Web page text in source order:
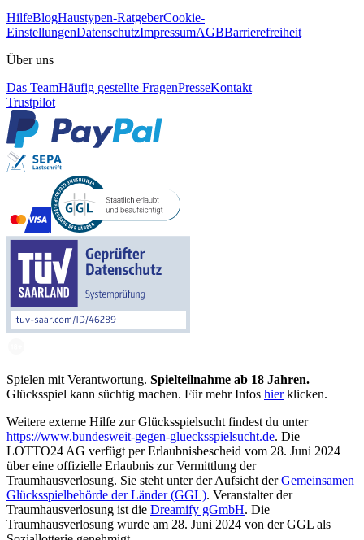
HilfeBlogHaustypen-RatgeberCookie-
EinstellungenDatenschutzImpressumAGBBarrierefreiheit
Über uns
Das TeamHäufig gestellte FragenPresseKontakt
Trustpilot
Spielen mit Verantwortung. Spielteilnahme ab 18 Jahren.
Glücksspiel kann süchtig machen. Für mehr Infos hierklicken.
Weitere externe Hilfe zur Glücksspielsucht findest du unter
https://www.bundesweit-gegen-gluecksspielsucht.de. Die
LOTTO24 AG verfügt per Erlaubnisbescheid vom 28. Juni 2024
über eine offizielle Erlaubnis zur Vermittlung der
Traumhausverlosung. Sie steht unter der Aufsicht derGemeinsamen
Glücksspielbehörde der Länder (GGL). Veranstalter der
Traumhausverlosung ist die Dreamify gGmbH. Die
Traumhausverlosung wurde am 28. Juni 2024 von der GGL als